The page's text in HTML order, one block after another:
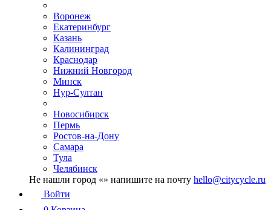
Воронеж
Екатеринбург
Казань
Калининград
Краснодар
Нижний Новгород
Минск
Нур-Султан
Новосибирск
Пермь
Ростов-на-Дону
Самара
Тула
Челябинск
Не нашли город «» напишите на почту hello@citycycle.ru
Войти